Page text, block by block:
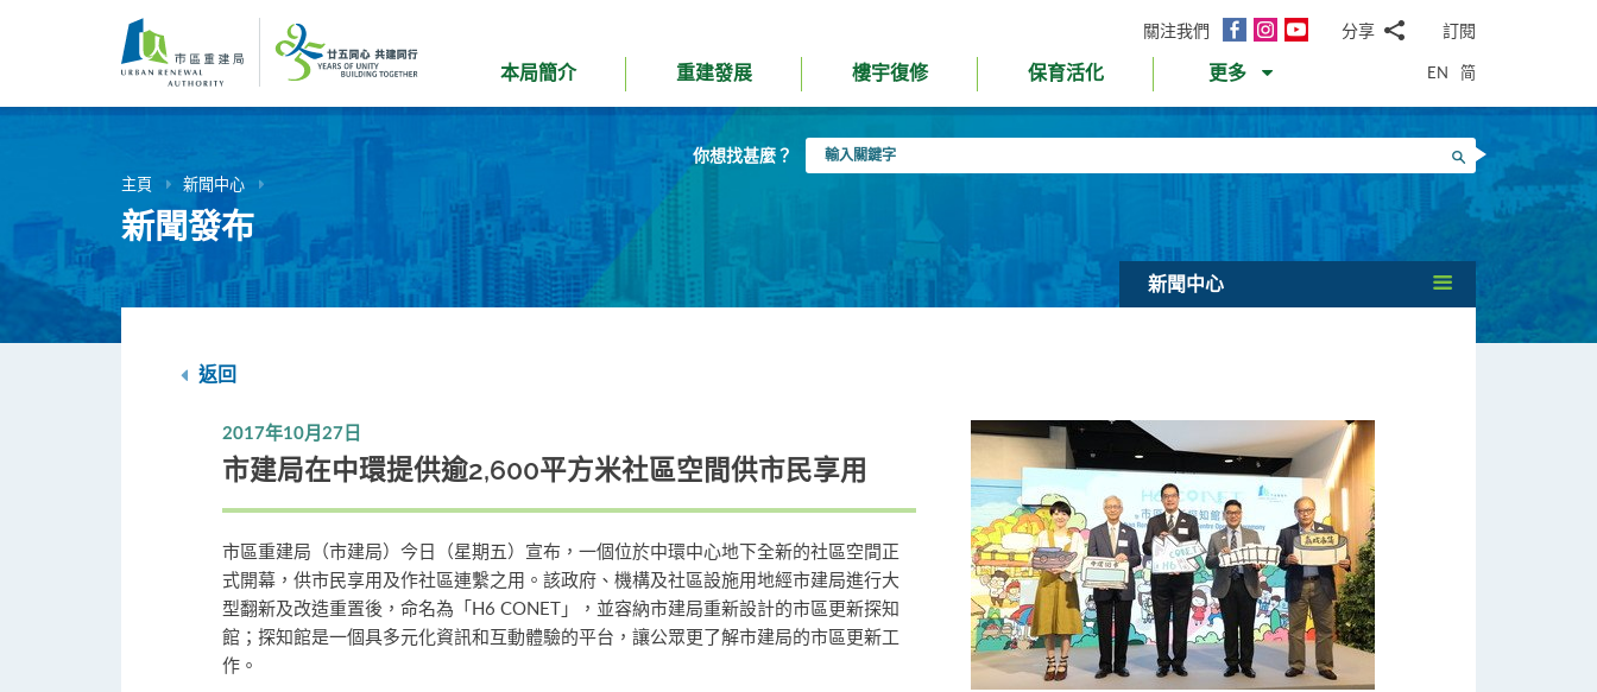
內
關注我們
面
InstagramYouTube分享
郵WhatsApp
微
信
面
書Twitter
LinkedIn
微
訂閱
本局簡介 重建發展 樓宇復修 保育活化 更多 EN 简
你想找甚麼？
入
搜尋
主頁 新聞中心
新聞發布
新聞中心
返回
2017年10月27日
市建局在中環提供逾2,600平方米社區空間供市民享用
市區重建局（市建局）今日（星期五）宣布，一個位於中環中心地下全新的社區空間正
式開幕，供市民享用及作社區連繫之用。該政府、機構及社區設施用地經市建局進行大
型翻新及改造重置後，命名為「H6 CONET」，並容納市建局重新設計的市區更新探知
館；探知館是一個具多元化資訊和互動體驗的平台，讓公眾更了解市建局的市區更新工
作。